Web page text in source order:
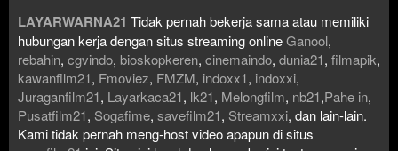
LAYARWARNA21 Tidak pernah bekerja sama atau memiliki
hubungan kerja dengan situs streaming onlineGanool,
rebahin, cgvindo, bioskopkeren, cinemaindo, dunia21, filmapik,
kawanfilm21, Fmoviez, FMZM, indoxx1, indoxxi,
Juraganfilm21, Layarkaca21, lk21, Melongfilm, nb21,Pahe in,
Pusatfilm21, Sogafime, savefilm21, Streamxxi, dan lain-lain.
Kami tidak pernah meng-host video apapun di situs